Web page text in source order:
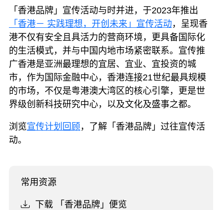
「香港品牌」宣传活动与时并进，于2023年推出
「香港－ 实践理想，开创未来」宣传活动 ，呈现香
港不仅有安全且具活力的营商环境，更具备国际化
的生活模式，并与中国内地市场紧密联系。宣传推
广香港是亚洲最理想的宜居、宜业、宜投资的城
市，作为国际金融中心，香港连接21世纪最具规模
的市场，不仅是粤港澳大湾区的核心引擎，更是世
界级创新科技研究中心，以及文化及盛事之都。
浏览宣传计划回顾 ，了解「香港品牌」过往宣传活
动。
常用资源
下载 「香港品牌」便览